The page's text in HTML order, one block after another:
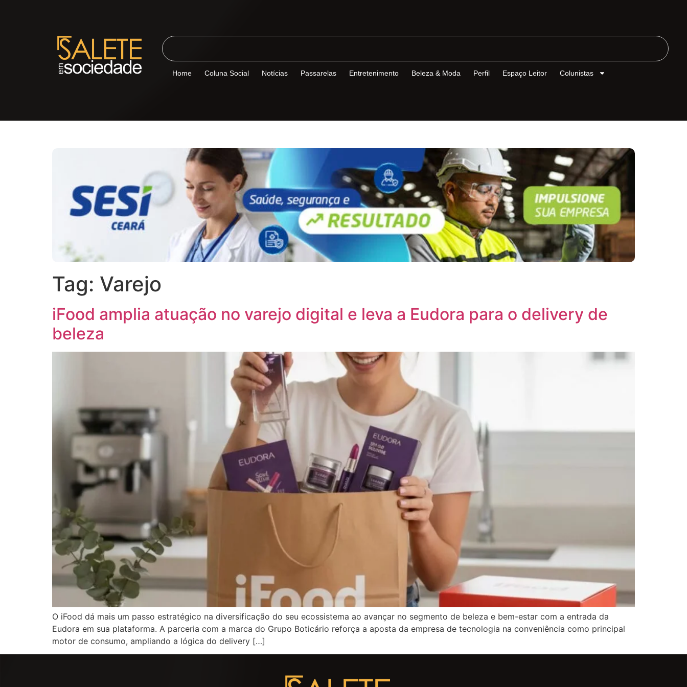
Home Coluna Social Notícias Passarelas Entretenimento Beleza & Moda Perfil Espaço Leitor Colunistas
Tag: Varejo
iFood amplia atuação no varejo digital e leva a Eudora para o delivery de
beleza
O iFood dá mais um passo estratégico na diversificação do seu ecossistema ao avançar no segmento de beleza e bem-estar com a entrada da
Eudora em sua plataforma. A parceria com a marca do Grupo Boticário reforça a aposta da empresa de tecnologia na conveniência como principal
motor de consumo, ampliando a lógica do delivery […]